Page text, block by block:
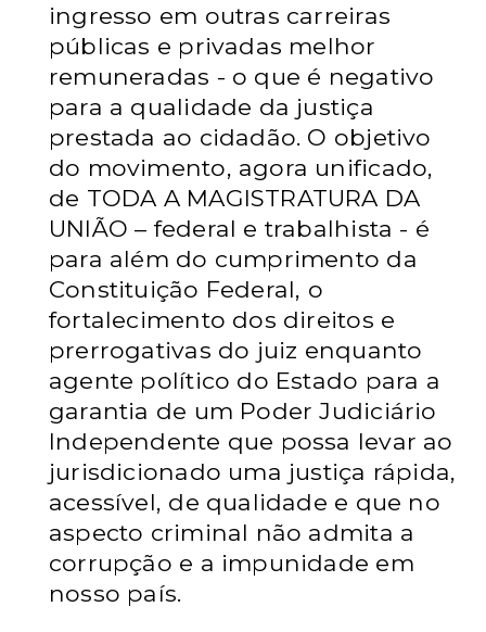
ingresso em outras carreiras
públicas e privadas melhor
remuneradas - o que é negativo
para a qualidade da justiça
prestada ao cidadão. O objetivo
do movimento, agora unificado,
de TODA A MAGISTRATURA DA
UNIÃO – federal e trabalhista - é
para além do cumprimento da
Constituição Federal, o
fortalecimento dos direitos e
prerrogativas do juiz enquanto
agente político do Estado para a
garantia de um Poder Judiciário
Independente que possa levar ao
jurisdicionado uma justiça rápida,
acessível, de qualidade e que no
aspecto criminal não admita a
corrupção e a impunidade em
nosso país.